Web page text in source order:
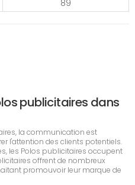
89
publicitaires dans
la communication est
l'attention des clients potentiels.
les Polos publicitaires occupent
offrent de nombreux
promouvoir leur marque de